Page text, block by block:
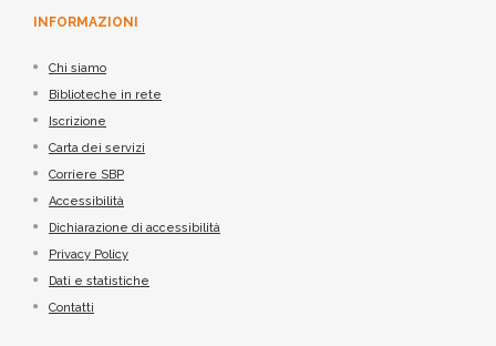
INFORMAZIONI
Chi siamo
Biblioteche in rete
Iscrizione
Carta dei servizi
Corriere SBP
Accessibilità
Dichiarazione di accessibilità
Privacy Policy
Dati e statistiche
Contatti